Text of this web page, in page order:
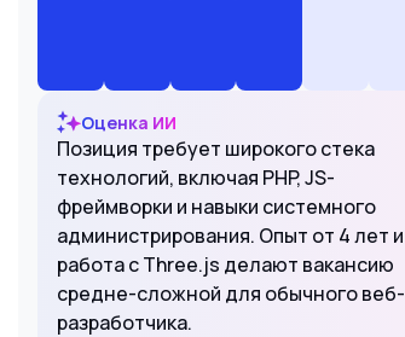
Оценка ИИ
Позиция требует широкого стека
технологий, включая PHP, JS-
фреймворки и навыки системного
администрирования. Опыт от 4 лет и
работа с Three.js делают вакансию
средне-сложной для обычного веб-
разработчика.